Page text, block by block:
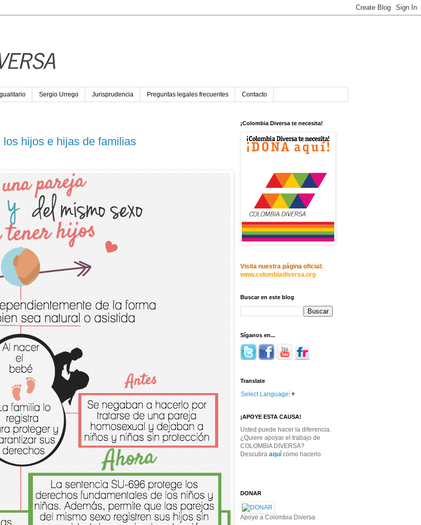
Sergio Urrego Jurisprudencia Preguntas legales frecuentes Contacto
hijos e hijas de familias
¡Colombia Diversa te necesita!
Visita nuestra página oficial:
www.colombiadiversa.org
Buscar en este blog
Síganos en...
Translate
Select Language ▼
¡APOYE ESTA CAUSA!
Usted puede hacer la diferencia.
¿Quiere apoyar el trabajo de
COLOMBIA DIVERSA?
Descubra aquí cómo hacerlo
DONAR
Apoye a Colombia Diversa